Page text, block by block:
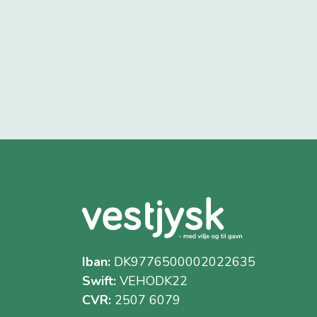
Iban:DK9776500002022635
Swift:VEHODK22
CVR:2507 6079